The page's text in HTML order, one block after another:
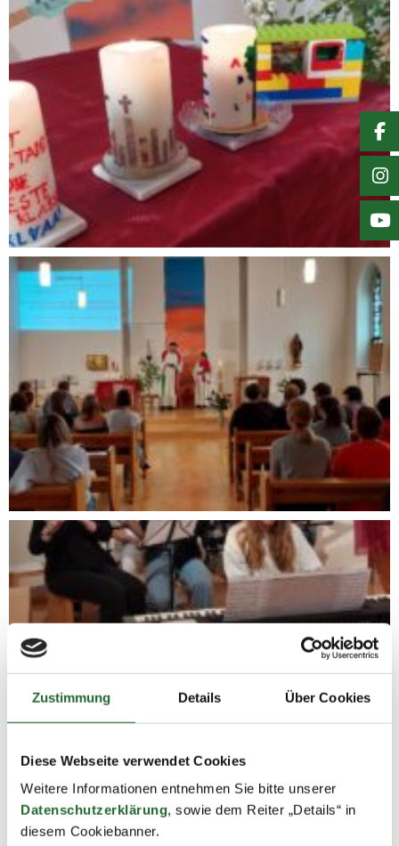
Zustimmung Details Über Cookies
Diese Webseite verwendet Cookies
Weitere Informationen entnehmen Sie bitte unserer
Datenschutzerklärung, sowie dem Reiter „Details“ in
diesem Cookiebanner.